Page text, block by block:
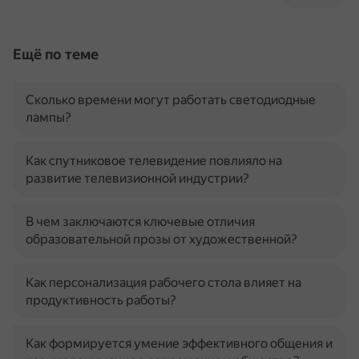
Ещё по теме
Сколько времени могут работать светодиодные
лампы?
Как спутниковое телевидение повлияло на
развитие телевизионной индустрии?
В чем заключаются ключевые отличия
образовательной прозы от художественной?
Как персонализация рабочего стола влияет на
продуктивность работы?
Как формируется умение эффективного общения и